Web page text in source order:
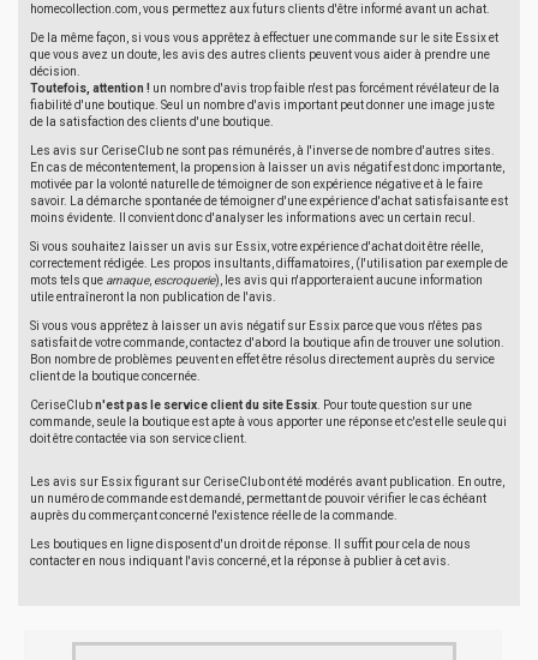
homecollection.com, vous permettez aux futurs clients d'être informé avant un achat.
De la même façon, si vous vous apprêtez à effectuer une commande sur le site Essix et
que vous avez un doute, les avis des autres clients peuvent vous aider à prendre une
décision.
Toutefois, attention ! un nombre d'avis trop faible n'est pas forcément révélateur de la
fiabilité d'une boutique. Seul un nombre d'avis important peut donner une image juste
de la satisfaction des clients d'une boutique.
Les avis sur CeriseClub ne sont pas rémunérés, à l'inverse de nombre d'autres sites.
En cas de mécontentement, la propension à laisser un avis négatif est donc importante,
motivée par la volonté naturelle de témoigner de son expérience négative et à le faire
savoir. La démarche spontanée de témoigner d'une expérience d'achat satisfaisante est
moins évidente. Il convient donc d'analyser les informations avec un certain recul.
Si vous souhaitez laisser un avis sur Essix, votre expérience d'achat doit être réelle,
correctement rédigée. Les propos insultants, diffamatoires, (l'utilisation par exemple de
mots tels que arnaque, escroquerie), les avis qui n'apporteraient aucune information
utile entraîneront la non publication de l'avis.
Si vous vous apprêtez à laisser un avis négatif sur Essix parce que vous n'êtes pas
satisfait de votre commande, contactez d'abord la boutique afin de trouver une solution.
Bon nombre de problèmes peuvent en effet être résolus directement auprès du service
client de la boutique concernée.
CeriseClubn'est pas le service client du site Essix . Pour toute question sur une
commande, seule la boutique est apte à vous apporter une réponse et c'est elle seule qui
doit être contactée via son service client.
Les avis sur Essix figurant sur CeriseClub ont été modérés avant publication. En outre,
un numéro de commande est demandé, permettant de pouvoir vérifier le cas échéant
auprès du commerçant concerné l'existence réelle de la commande.
Les boutiques en ligne disposent d'un droit de réponse. Il suffit pour cela de nous
contacter en nous indiquant l'avis concerné, et la réponse à publier à cet avis.